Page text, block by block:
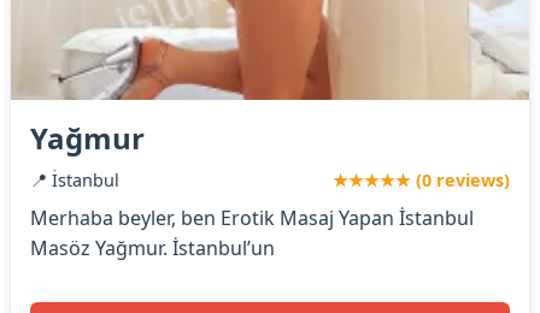
Yağmur
📍 İstanbul ★★★★★ (0 reviews)
Merhaba beyler, ben Erotik Masaj Yapan İstanbul
Masöz Yağmur. İstanbul’un